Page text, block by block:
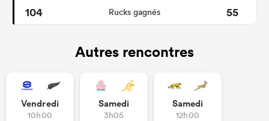
104 Rucks gagnés 55
Autres rencontres
Vendredi
10h00
Samedi
3h05
Samedi
12h00